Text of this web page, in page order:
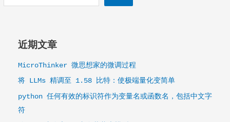
近期文章
MicroThinker 微思想家的微调过程
将 LLMs 精调至 1.58 比特：使极端量化变简单
python 任何有效的标识符作为变量名或函数名，包括中文字
符